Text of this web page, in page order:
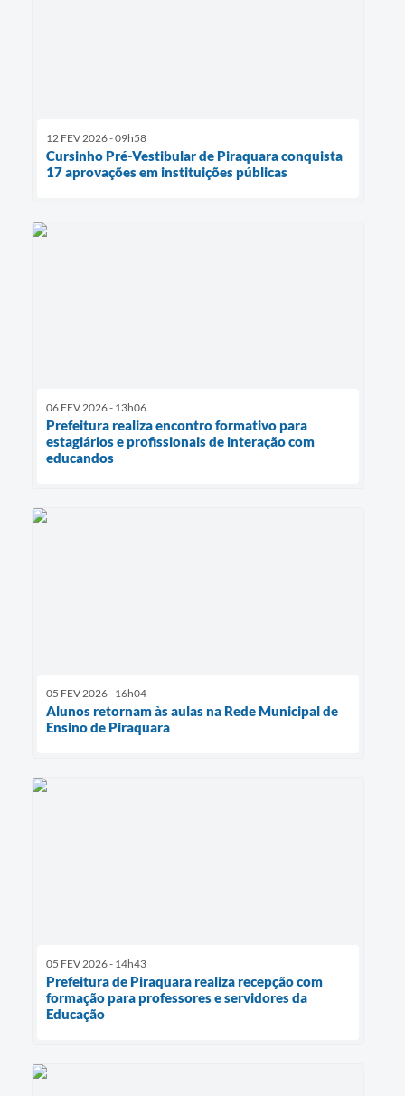
12 FEV 2026 - 09h58
Cursinho Pré-Vestibular de Piraquara conquista
17 aprovações em instituições públicas
06 FEV 2026 - 13h06
Prefeitura realiza encontro formativo para
estagiários e profissionais de interação com
educandos
05 FEV 2026 - 16h04
Alunos retornam às aulas na Rede Municipal de
Ensino de Piraquara
05 FEV 2026 - 14h43
Prefeitura de Piraquara realiza recepção com
formação para professores e servidores da
Educação